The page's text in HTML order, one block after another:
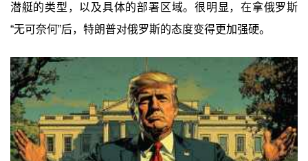
潜艇的类型，以及具体的部署区域。很明显，在拿俄罗斯
“无可奈何”后，特朗普对俄罗斯的态度变得更加强硬。